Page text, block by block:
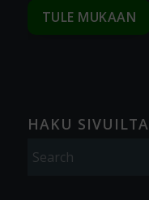
TULE MUKAAN
HAKU SIVUILTA